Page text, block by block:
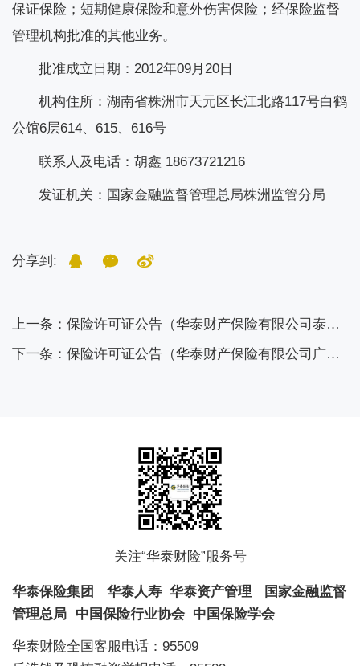
保证保险；短期健康保险和意外伤害保险；经保险监督
管理机构批准的其他业务。
批准成立日期：2012年09月20 日
机构住所：湖南省株洲市天元区长江北路117号白鹤
公馆6层614、 615、 616号
联系人及电话：胡鑫 18673721216
发证机关：国家金融监督管理总局株洲监管分局
分享到:
上一条：保险许可证公告（华泰财产保险有限公司泰安中心支公司）
下一条：保险许可证公告（华泰财产保险有限公司广州中心支公司）
关注“华泰财险”服务号
华泰保险集团 华泰人寿 华泰资产管理
国家金融监督
管理总局
中国保险行业协会 中国保险学会
华泰财险全国客服电话：95509